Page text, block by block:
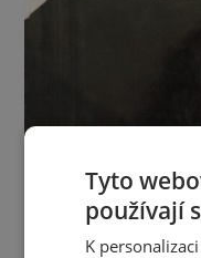
Tyto
používají
K